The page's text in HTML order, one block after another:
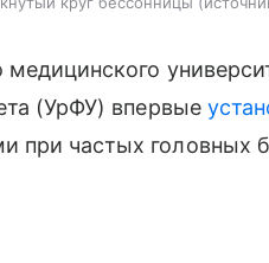
медицинского
(УрФУ) впервые
при частых головных